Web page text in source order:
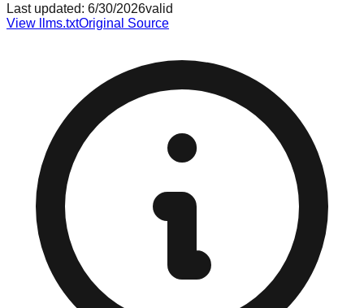
Last updated: 6/30/2026valid
View llms.txtOriginal Source